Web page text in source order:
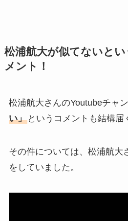
松浦航大が似てないと
メント！
松浦航大さんのYoutubeチャン
い」というコメントも結構届
その件については、松浦航大
をしていました。